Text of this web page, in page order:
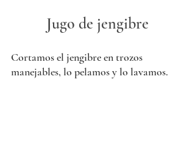
Jugo de jengibre
Cortamos el jengibre en trozos
manejables, lo pelamos y lo lavamos.